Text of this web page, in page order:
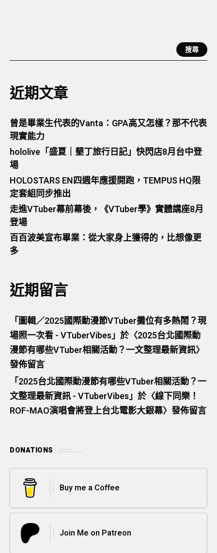
搜尋
近期文章
曾是畢業生代表的Vanta：GPA高又怎樣？那不代表
現實能力
hololive「盛夏｜墾丁旅行日記」快閃店8月台中登
場
HOLOSTARS EN四週年應援開跑，TEMPUS HQ限
定套組同步推出
走進VTuber幕前幕後，《VTuber學》實體講座8月
登場
百百波美宣布畢業：從大家身上獲得的，比想像更
多
近期留言
「圖輯／2025國際動漫節VTuber攤位有多熱鬧？現
場照一次看 - VTuberVibes」於〈2025台北國際動
漫節有哪些VTuber相關活動？一文整理最新資訊〉
發佈留言
「2025台北國際動漫節有哪些VTuber相關活動？一
文整理最新資訊 - VTuberVibes」於〈線下同樂！
ROF-MAO演唱會將登上台北電影大銀幕〉發佈留言
DONATIONS
Buy me a Coffee
Join Me on Patreon